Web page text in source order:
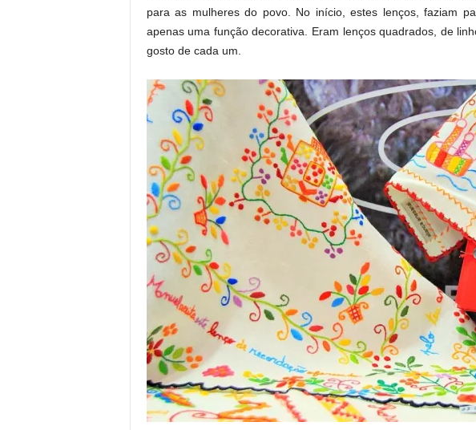
para as mulheres do povo. No início, estes lenços, faziam
apenas uma função decorativa. Eram lenços quadrados, de
gosto de cada um.